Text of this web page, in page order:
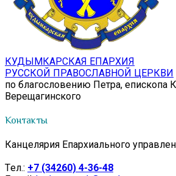
КУДЫМКАРСКАЯ ЕПАРХИЯ
РУССКОЙ ПРАВОСЛАВНОЙ ЦЕРКВИ
по благословению Петра, епископа
Верещагинского
Контакты
Канцелярия Епархиального
Tел.: +7 (34260) 4-36-48